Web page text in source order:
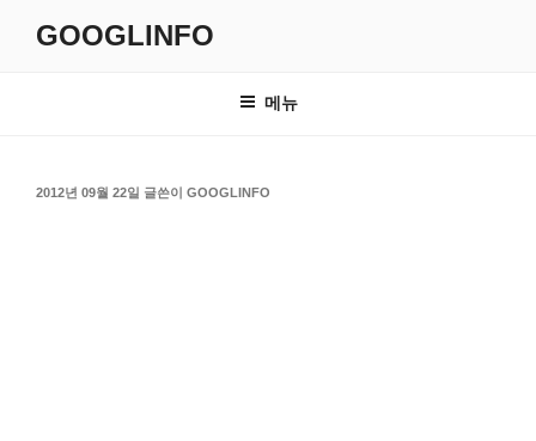
GOOGLINFO
메뉴
작
2012년 09월 22일 글쓴이 GOOGLINFO